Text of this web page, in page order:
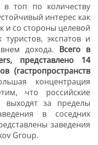
в топ по количеству
интерес как
и со стороны целевой
экспатов и
дохода. Всего в
, представлено 14
(гастропространств
концентрация
что российские
выходят за пределы
в соседних
заведения
Group.